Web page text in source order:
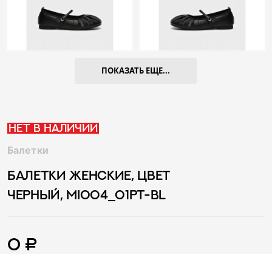
ПОКАЗАТЬ ЕЩЕ...
Нет в наличии
Балетки
БАЛЕТКИ ЖЕНСКИЕ, ЦВЕТ
ЧЕРНЫЙ, MI004_01PT-BL
0 ₽